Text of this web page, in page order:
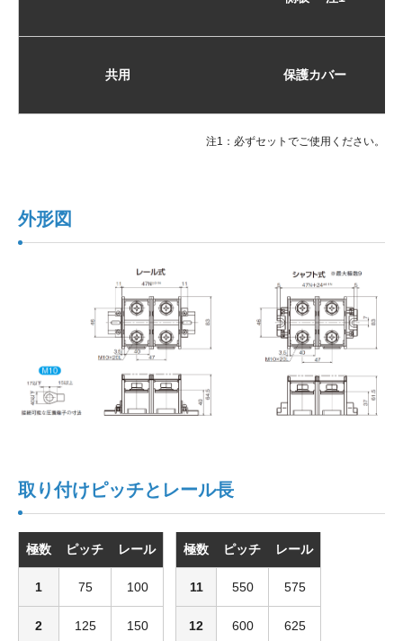
共用 保護カバー
注1：必ずセットでご使用ください。
外形図
取り付けピッチとレール長
極数 ピッチ レール
1 75 100
2 125 150
極数 ピッチ レール
11 550 575
12 600 625